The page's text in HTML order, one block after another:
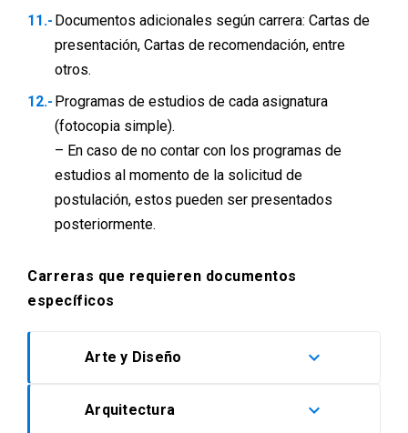
Documentos adicionales según carrera: Cartas de
presentación, Cartas de recomendación, entre
otros.
Programas de estudios de cada asignatura
(fotocopia simple).
– En caso de no contar con los programas de
estudios al momento de la solicitud de
postulación, estos pueden ser presentados
posteriormente.
Carreras que requieren documentos
específicos
Arte y Diseño keyboard_arrow_down
Los postulantes deben presentar
Arquitectura keyboard_arrow_down